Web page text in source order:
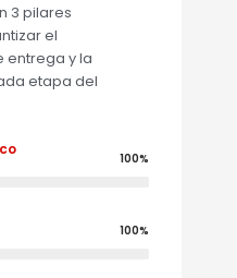
3 pilares
el
entrega y la
etapa del
100%
100%